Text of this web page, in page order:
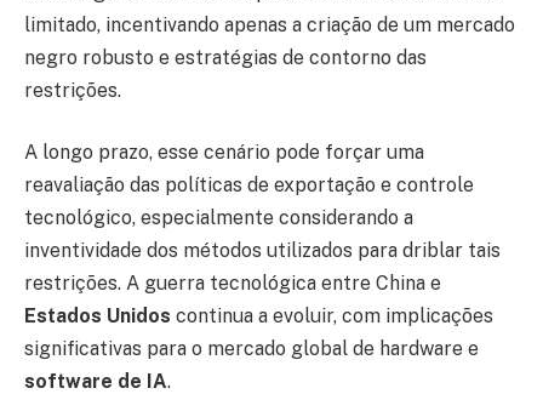
limitado, incentivando apenas a criação de um mercado
negro robusto e estratégias de contorno das
restrições.
A longo prazo, esse cenário pode forçar uma
reavaliação das políticas de exportação e controle
tecnológico, especialmente considerando a
inventividade dos métodos utilizados para driblar tais
restrições. A guerra tecnológica entre China e
Estados Unidos continua a evoluir, com implicações
significativas para o mercado global de hardware e
software de IA.